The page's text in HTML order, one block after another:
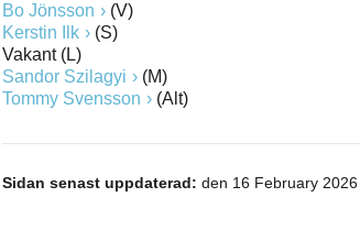
Bo Jönsson
(V)
Kerstin Ilk
(S)
Vakant (L)
Sandor Szilagyi
(M)
Tommy Svensson
(Alt)
Sidan senast uppdaterad: den 16 February 2026